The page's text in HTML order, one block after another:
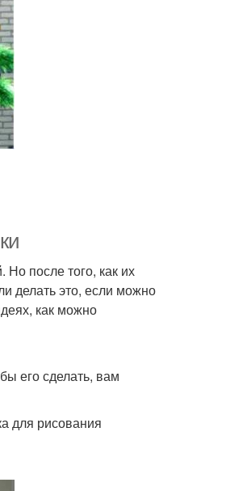
после того, как их
делать это, если можно
как можно
его сделать, вам
для рисования